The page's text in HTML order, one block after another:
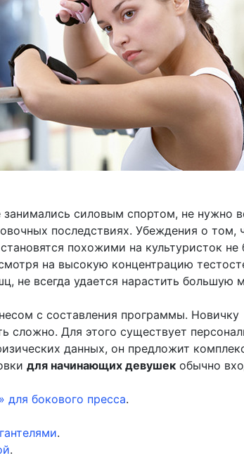
силовым спортом, не нужно
последствиях. Убеждения о том,
похожими на культуристок не
на высокую концентрацию
не всегда удается нарастить большую
с составления программы. Новичку
сложно. Для этого существует
данных, он предложит
для начинающих девушек обычно
для бокового пресса.
.
.